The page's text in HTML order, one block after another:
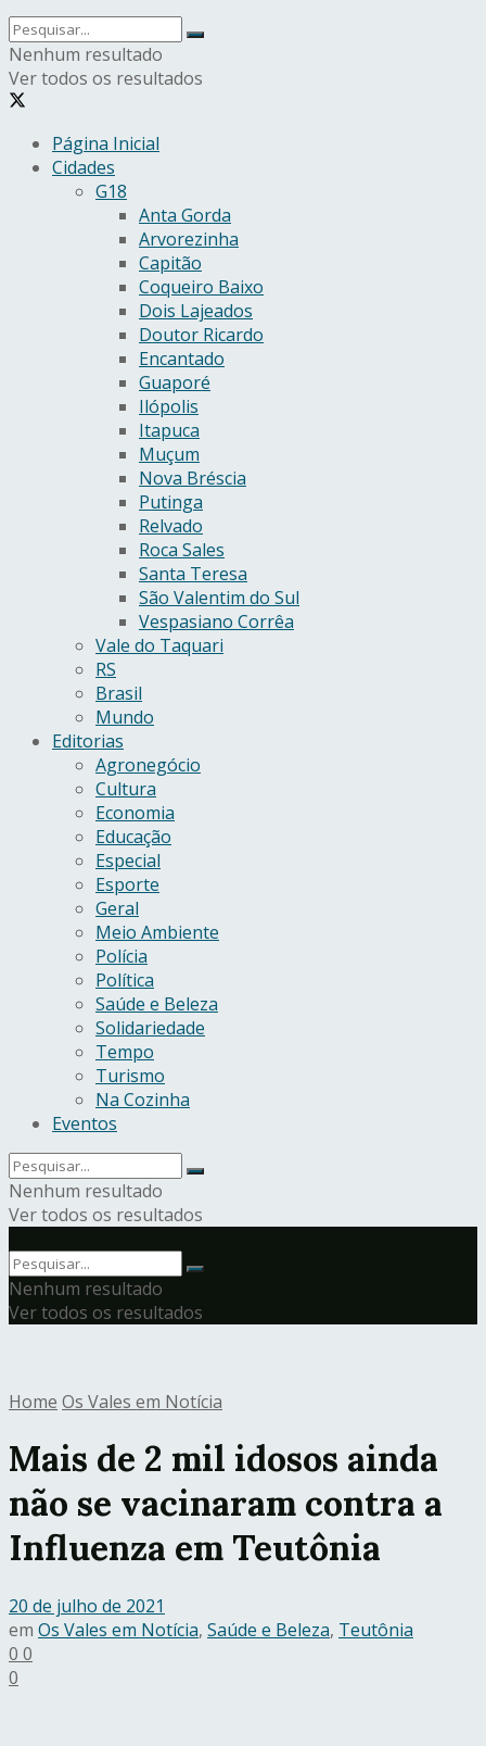
Nenhum resultado
Ver todos os resultados
Página Inicial
Cidades
G18
Anta Gorda
Arvorezinha
Capitão
Coqueiro Baixo
Dois Lajeados
Doutor Ricardo
Encantado
Guaporé
Ilópolis
Itapuca
Muçum
Nova Bréscia
Putinga
Relvado
Roca Sales
Santa Teresa
São Valentim do Sul
Vespasiano Corrêa
Vale do Taquari
RS
Brasil
Mundo
Editorias
Agronegócio
Cultura
Economia
Educação
Especial
Esporte
Geral
Meio Ambiente
Polícia
Política
Saúde e Beleza
Solidariedade
Tempo
Turismo
Na Cozinha
Eventos
Nenhum resultado
Ver todos os resultados
Nenhum resultado
Ver todos os resultados
Home Os Vales em Notícia
Mais de 2 mil idosos ainda
não se vacinaram contra a
Influenza em Teutônia
20 de julho de 2021
em Os Vales em Notícia, Saúde e Beleza, Teutônia
0 0
0